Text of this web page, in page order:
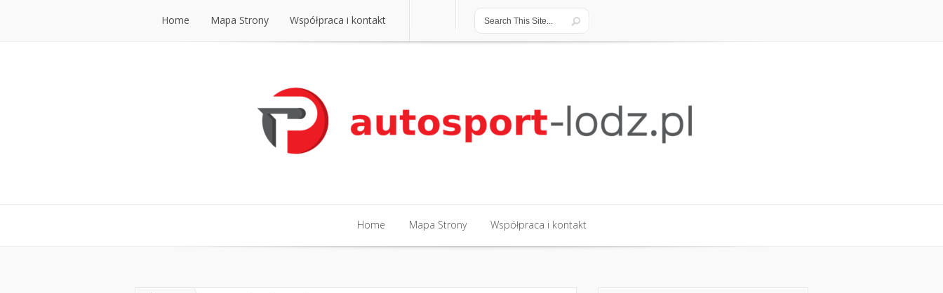
Home Mapa Strony Współpraca i kontakt
Home Mapa Strony Współpraca i kontakt